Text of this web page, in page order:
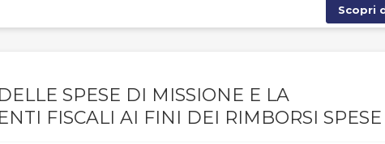
Scopri
SPESE DI MISSIONE E LA
FISCALI AI FINI DEI RIMBORSI SPESE